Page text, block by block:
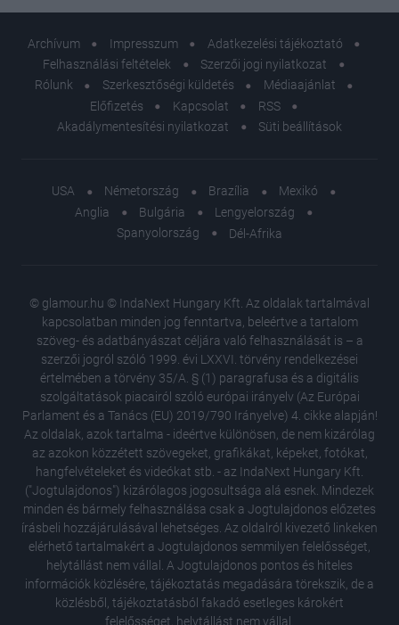
Nem
össze
Archívum Impresszum
Adatkezelési tájékoztató
Felhasználási feltételek
Szerzői jogi nyilatkozat
Rólunk
Szerkesztőségi küldetés
Médiaajánlat
Előfizetés
Kapcsolat
RSS
Akadálymentesítési nyilatkozat
Süti beállítások
USA Németország Brazília
Mexikó
Anglia
Bulgária
Lengyelország
Spanyolország
Dél-Afrika
© glamour.hu © IndaNext Hungary Kft. Az oldalak tartalmával
kapcsolatban minden jog fenntartva, beleértve a tartalom
szöveg- és adatbányászat céljára való felhasználását is – a
szerzői jogról szóló 1999. évi LXXVI. törvény rendelkezései
értelmében a törvény 35/A. § (1) paragrafusa és a digitális
szolgáltatások piacairól szóló európai irányelv (Az Európai
Parlament és a Tanács (EU) 2019/790 Irányelve) 4. cikke alapján!
Az oldalak, azok tartalma - ideértve különösen, de nem kizárólag
az azokon közzétett szövegeket, grafikákat, képeket, fotókat,
hangfelvételeket és videókat stb. - az IndaNext Hungary Kft.
("Jogtulajdonos") kizárólagos jogosultsága alá esnek. Mindezek
minden és bármely felhasználása csak a Jogtulajdonos előzetes
írásbeli hozzájárulásával lehetséges. Az oldalról kivezető linkeken
elérhető tartalmakért a Jogtulajdonos semmilyen felelősséget,
helytállást nem vállal. A Jogtulajdonos pontos és hiteles
információk közlésére, tájékoztatás megadására törekszik, de a
közlésből, tájékoztatásból fakadó esetleges károkért
felelősséget, helytállást nem vállal.